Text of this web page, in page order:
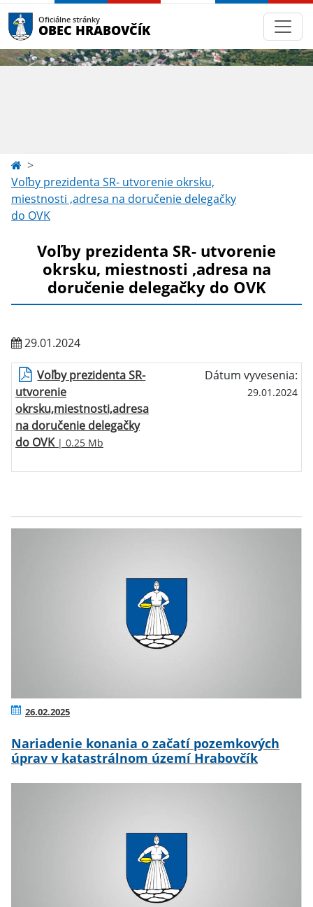
Oficiálne stránky
OBEC HRABOVČÍK
Voľby prezidenta SR- utvorenie okrsku,
miestnosti ,adresa na doručenie delegačky
do OVK
Voľby prezidenta SR- utvorenie
okrsku, miestnosti ,adresa na
doručenie delegačky do OVK
29.01.2024
Voľby prezidenta SR-
utvorenie
okrsku,miestnosti,adresa
na doručenie delegačky
do OVK| 0.25 Mb
Dátum vyvesenia:
29.01.2024
26.02.2025
Nariadenie konania o začatí pozemkových
úprav v katastrálnom území Hrabovčík